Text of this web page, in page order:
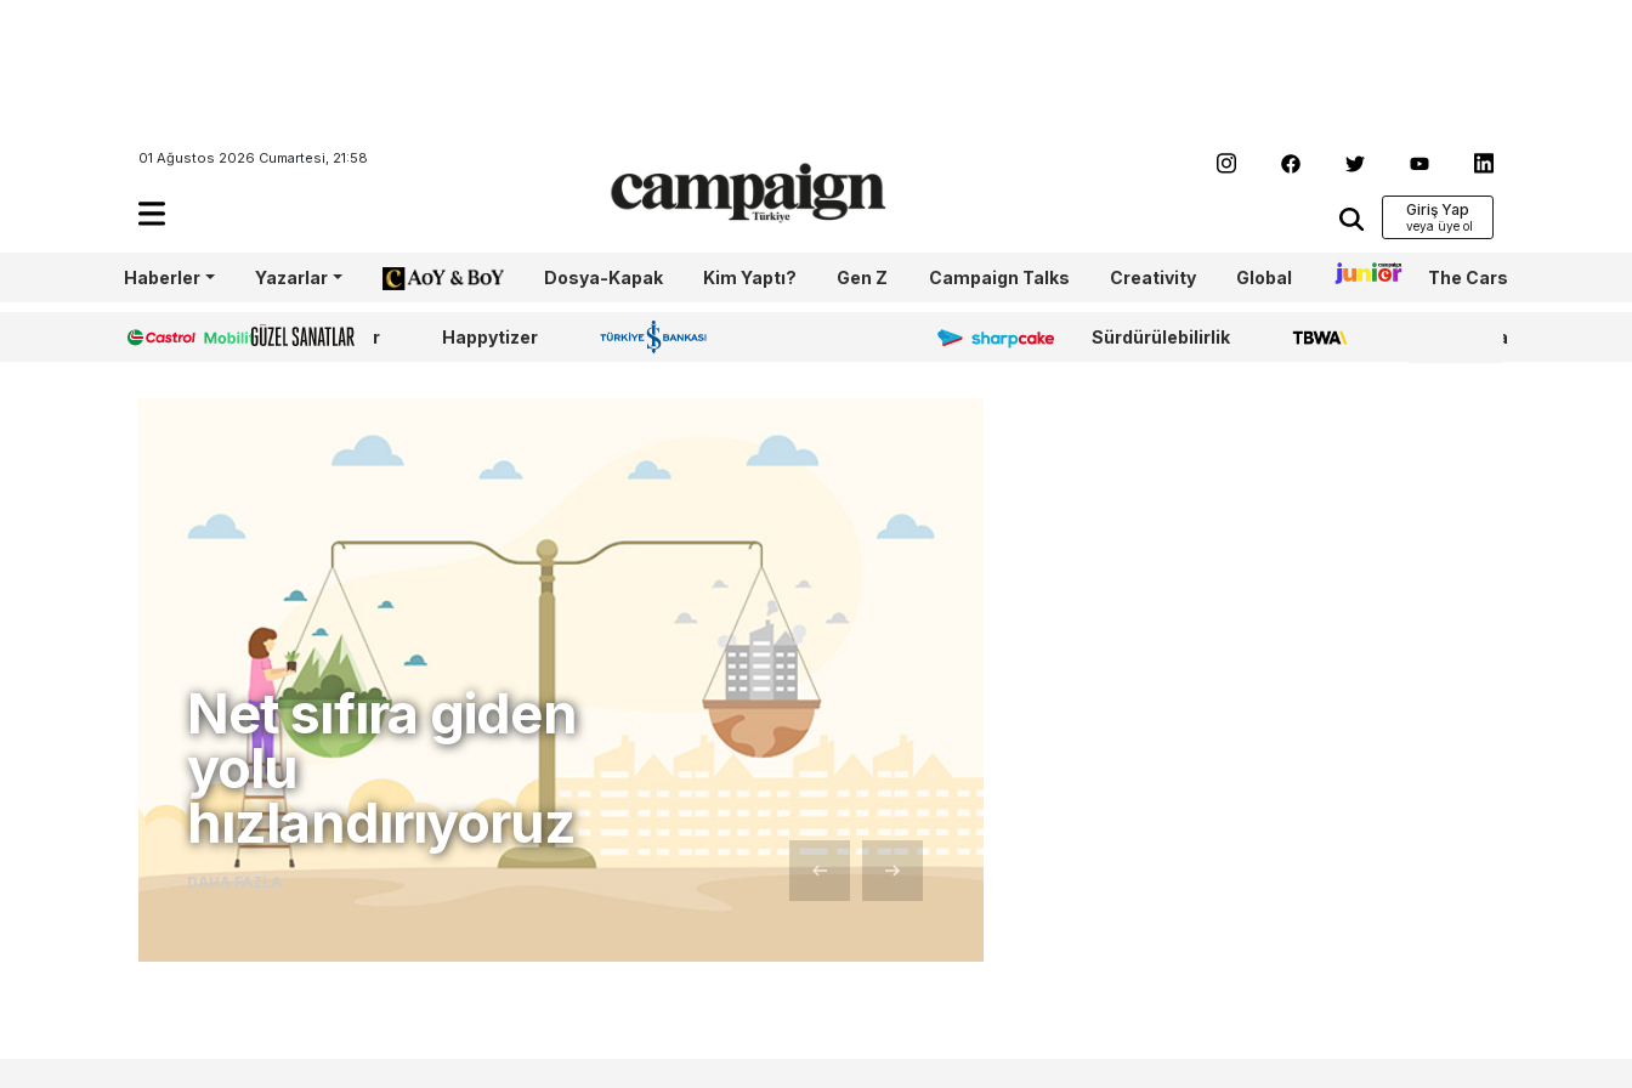
01 Ağustos 2026 Cumartesi, 21:58
Giriş Yap
Haberler Yazarlar AoY/BoY Dosya-Kapak Kim Yaptı? Gen Z Campaign Talks Creativity Global Junior The Cars
Castrol Güzel Sanatlar Happytizer İş Bankası 100.Yıl Sharpcake Sürdürülebilirlik TBWA WPP Media
Net sıfıra giden
yolu
hızlandırıyoruz
DAHA FAZLA